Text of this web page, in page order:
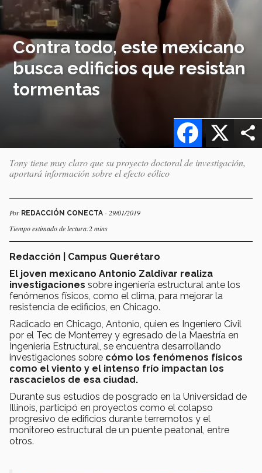
Contra todo, este mexicano
busca edificios que resistan
tormentas
X
Facebook
Tony tiene muy claro que su proyecto doctoral de investigación,
aportará información sobre el efecto eólico
Por REDACCIÓN CONECTA - 29/01/2019
Tiempo estimado de lectura:2 mins
Redacción | Campus Querétaro
El joven mexicano Antonio Zaldívar realiza
investigaciones sobre ingeniería estructural ante los
fenómenos físicos, como el clima, para mejorar la
resistencia de edificios, en Chicago.
Radicado en Chicago, Antonio, quien es Ingeniero Civil
por el Tec de Monterrey y egresado de la Maestría en
Ingeniería Estructural, se encuentra desarrollando
investigaciones sobre cómo los fenómenos físicos
como el viento y el intenso frío impactan los
rascacielos de esa ciudad.
Durante sus estudios de posgrado en la Universidad de
Illinois, participó en proyectos como el colapso
progresivo de edificios durante terremotos y el
monitoreo estructural de un puente peatonal, entre
otros.